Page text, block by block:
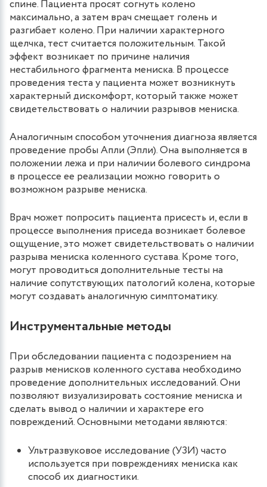
спине. Пациента просят согнуть колено
максимально, а затем врач смещает голень и
разгибает колено. При наличии характерного
щелчка, тест считается положительным. Такой
эффект возникает по причине наличия
нестабильного фрагмента мениска. В процессе
проведения теста у пациента может возникнуть
характерный дискомфорт, который также может
свидетельствовать о наличии разрывов мениска.
Аналогичным способом уточнения диагноза является
проведение пробы Апли (Эпли). Она выполняется в
положении лежа и при наличии болевого синдрома
в процессе ее реализации можно говорить о
возможном разрыве мениска.
Врач может попросить пациента присесть и, если в
процессе выполнения приседа возникает болевое
ощущение, это может свидетельствовать о наличии
разрыва мениска коленного сустава. Кроме того,
могут проводиться дополнительные тесты на
наличие сопутствующих патологий колена, которые
могут создавать аналогичную симптоматику.
Инструментальные методы
При обследовании пациента с подозрением на
разрыв менисков коленного сустава необходимо
проведение дополнительных исследований. Они
позволяют визуализировать состояние мениска и
сделать вывод о наличии и характере его
повреждений. Основными методами являются:
Ультразвуковое исследование (УЗИ) часто
используется при повреждениях мениска как
способ их диагностики.